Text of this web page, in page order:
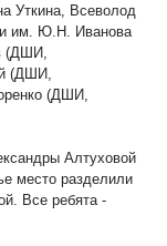
Уткина, Всеволод
им. Ю.Н. Иванова
(ДШИ,
(ДШИ,
(ДШИ,
Алтуховой
место разделили
Все ребята -